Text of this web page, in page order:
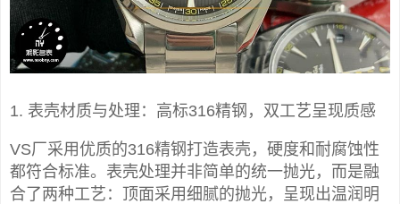
1. 表壳材质与处理：高标316精钢，双工艺呈现质感
VS厂采用优质的316精钢打造表壳，硬度和耐腐蚀性
都符合标准。表壳处理并非简单的统一抛光，而是融
合了两种工艺：顶面采用细腻的抛光，呈现出温润明